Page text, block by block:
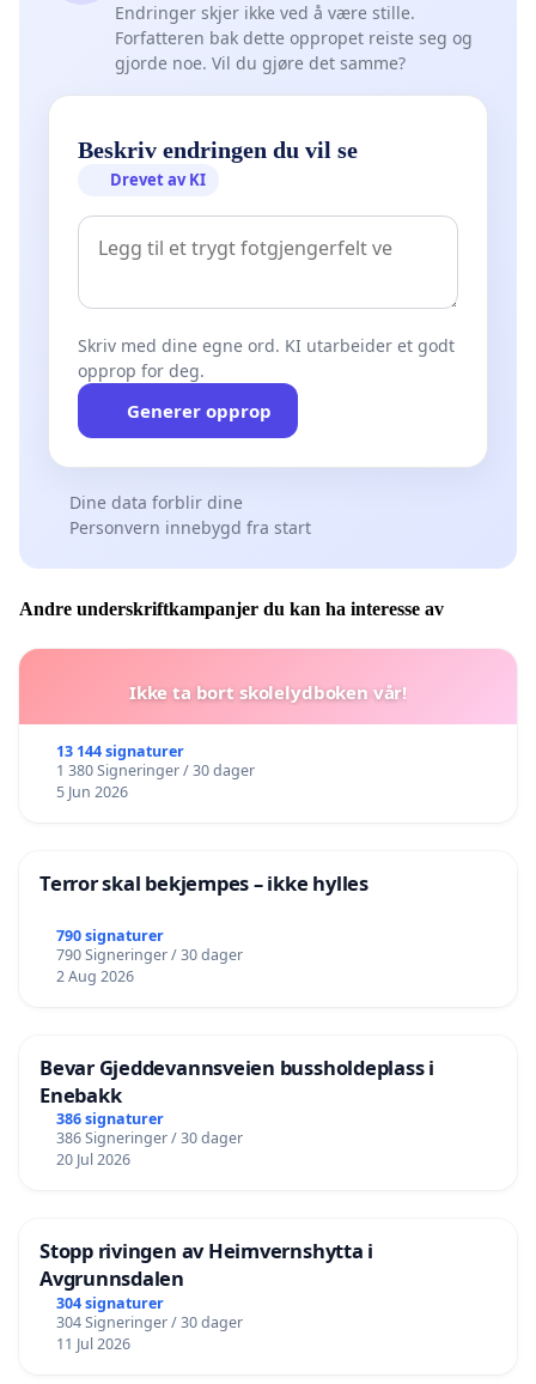
Endringer skjer ikke ved å være stille.
Forfatteren bak dette oppropet reiste seg og
gjorde noe. Vil du gjøre det samme?
Beskriv endringen du vil se
Drevet av KI
Skriv med dine egne ord. KI utarbeider et godt
opprop for deg.
Generer opprop
Dine data forblir dine
Personvern innebygd fra start
Andre underskriftkampanjer du kan ha interesse av
Ikke ta bort skolelydboken vår!
13 144 signaturer
1 380 Signeringer / 30 dager
5 Jun 2026
Terror skal bekjempes – ikke hylles
790 signaturer
790 Signeringer / 30 dager
2 Aug 2026
Bevar Gjeddevannsveien bussholdeplass i
Enebakk
386 signaturer
386 Signeringer / 30 dager
20 Jul 2026
Stopp rivingen av Heimvernshytta i
Avgrunnsdalen
304 signaturer
304 Signeringer / 30 dager
11 Jul 2026